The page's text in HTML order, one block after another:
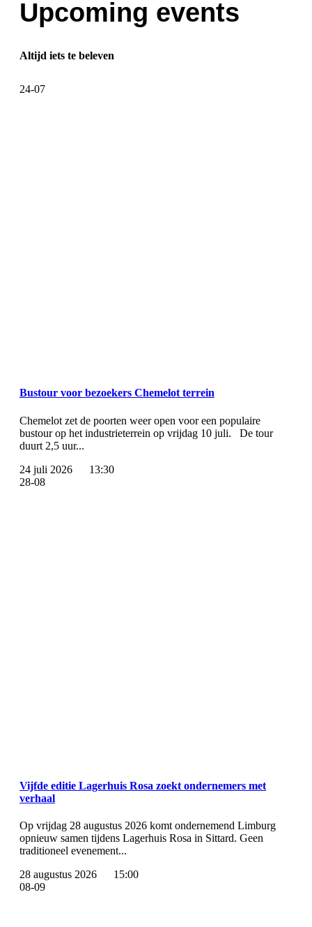
Upcoming events
Altijd iets te beleven
24-07
Bustour voor bezoekers Chemelot terrein
Chemelot zet de poorten weer open voor een populaire
bustour op het industrieterrein op vrijdag 10 juli. De tour
duurt 2,5 uur...
24 juli 2026
13:30
28-08
Vijfde editie Lagerhuis Rosa zoekt ondernemers met
verhaal
Op vrijdag 28 augustus 2026 komt ondernemend Limburg
opnieuw samen tijdens Lagerhuis Rosa in Sittard. Geen
traditioneel evenement...
28 augustus 2026
15:00
08-09